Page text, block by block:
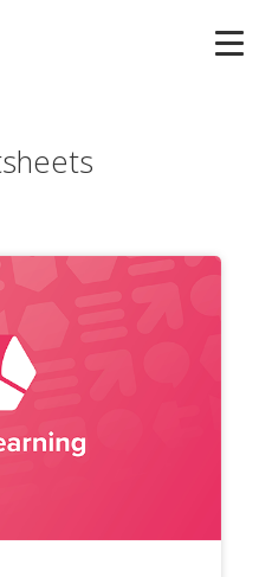
API